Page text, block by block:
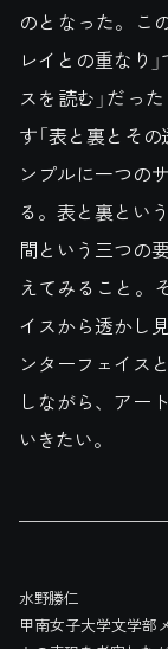
のとなった。こ
レイとの重なり
スを読む」だっ
す「表と裏とそ
ンプルに一つの
る。表と裏とい
間という三つの
えてみること。
イスから透かし
ンターフェイス
しながら、アー
いきたい。
水野勝仁
甲南女子大学文学部